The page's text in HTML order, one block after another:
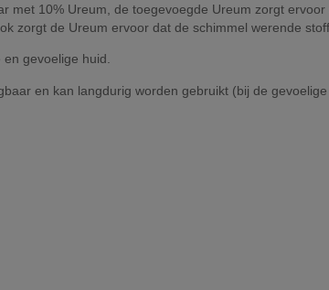
met 10% Ureum, de toegevoegde Ureum zorgt
zorgt de Ureum ervoor dat de schimmel werende
gevoelige huid.
en kan langdurig worden gebruikt (bij de gevoelige